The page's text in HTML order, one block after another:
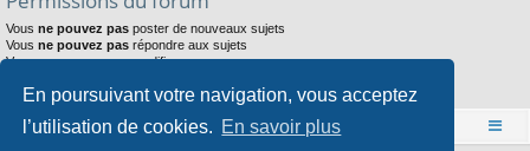
En poursuivant votre navigation, vous acceptez
l’utilisation de cookies. En savoir plus
Vous ne pouvez pas poster de nouveaux sujets
Vous ne pouvez pas répondre aux sujets
Vousne pouvez pasmodifier vos messages
Vousne pouvez pasjoindre des fichiers
Accueil Index du forum